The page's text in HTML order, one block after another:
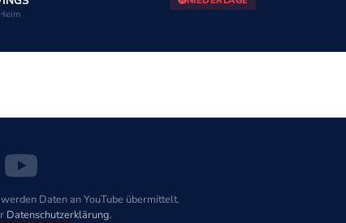
Heim
Daten an YouTube übermittelt.
Datenschutzerklärung.